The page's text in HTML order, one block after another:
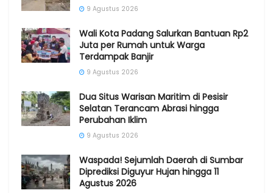
9 Agustus 2026
Wali Kota Padang Salurkan Bantuan Rp2
Juta per Rumah untuk Warga
Terdampak Banjir
9 Agustus 2026
Dua Situs Warisan Maritim di Pesisir
Selatan Terancam Abrasi hingga
Perubahan Iklim
9 Agustus 2026
Waspada! Sejumlah Daerah di Sumbar
Diprediksi Diguyur Hujan hingga 11
Agustus 2026